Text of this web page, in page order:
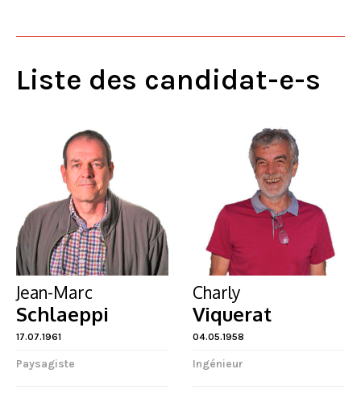
Liste des candidat-e-s
Jean-Marc
Schlaeppi
17.07.1961
Paysagiste
Charly
Viquerat
04.05.1958
Ingénieur